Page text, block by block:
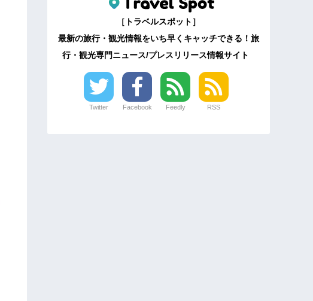
［トラベルスポット］
最新の旅行・観光情報をいち早くキャッチできる！旅
行・観光専門ニュース/プレスリリース情報サイト
Twitter Facebook Feedly RSS